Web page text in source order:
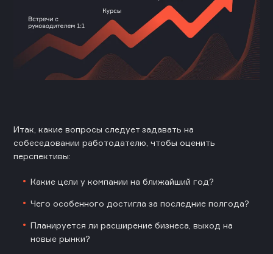
Итак, какие вопросы следует задавать на
собеседовании работодателю, чтобы оценить
перспективы:
Какие цели у компании на ближайший год?
Чего особенного достигла за последние полгода?
Планируется ли расширение бизнеса, выход на
новые рынки?